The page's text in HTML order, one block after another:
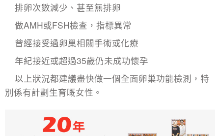
排卵次數減少、甚至無排卵
做AMH或FSH檢查，指標異常
曾經接受過卵巢相關手術或化療
年紀接近或超過35歲仍未成功懷孕
以上狀況都建議盡快做一個全面卵巢功能檢測 ，特
別係有計劃生育嘅女性。